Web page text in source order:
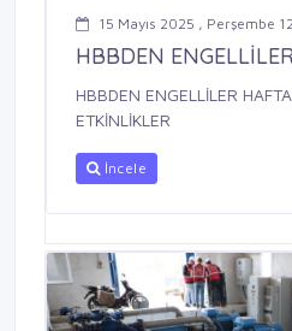
15 Mayıs 2025 , Perşembe
HBBDEN
HBBDEN ENGELLİLER
ETKİNLİKLER
İncele